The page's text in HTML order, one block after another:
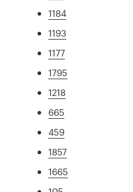
1184
1193
1177
1795
1218
665
459
1857
1665